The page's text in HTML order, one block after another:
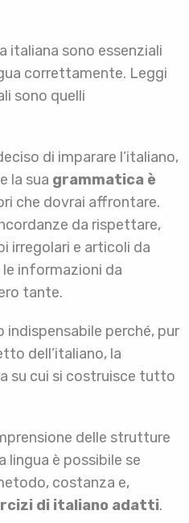
italiana sono essenziali
correttamente. Leggi
sono quelli
di imparare l’italiano,
la sua grammatica è
che dovrai affrontare.
da rispettare,
irregolari e articoli da
informazioni da
tante.
perché, pur
dell’italiano, la
su cui si costruisce tutto
delle strutture
lingua è possibile se
costanza e,
di italiano adatti.